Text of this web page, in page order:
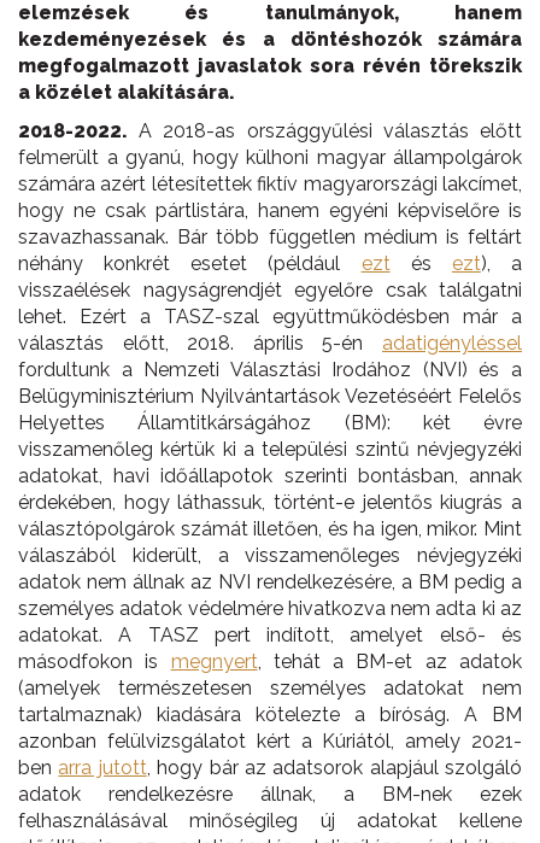
elemzések és tanulmányok, hanem
kezdeményezések és a döntéshozók számára
megfogalmazott javaslatok sora révén törekszik
a közélet alakítására.
2018-2022. A 2018-as országgyűlési választás előtt
felmerült a gyanú, hogy külhoni magyar állampolgárok
számára azért létesítettek fiktív magyarországi lakcímet,
hogy ne csak pártlistára, hanem egyéni képviselőre is
szavazhassanak. Bár több független médium is feltárt
néhány konkrét esetet (például eztés ezt), a
visszaélések nagyságrendjét egyelőre csak találgatni
lehet. Ezért a TASZ-szal együttműködésben már a
választás előtt, 2018. április 5-én adatigényléssel
fordultunk a Nemzeti Választási Irodához (NVI) és a
Belügyminisztérium Nyilvántartások Vezetéséért Felelős
Helyettes Államtitkárságához (BM): két évre
visszamenőleg kértük ki a települési szintű névjegyzéki
adatokat, havi időállapotok szerinti bontásban, annak
érdekében, hogy láthassuk, történt-e jelentős kiugrás a
választópolgárok számát illetően, és ha igen, mikor. Mint
válaszából kiderült, a visszamenőleges névjegyzéki
adatok nem állnak az NVI rendelkezésére, a BM pedig a
személyes adatok védelmére hivatkozva nem adta ki az
adatokat. A TASZ pert indított, amelyet első- és
másodfokon is megnyert, tehát a BM-et az adatok
(amelyek természetesen személyes adatokat nem
tartalmaznak) kiadására kötelezte a bíróság. A BM
azonban felülvizsgálatot kért a Kúriától, amely 2021-
ben arra jutott, hogy bár az adatsorok alapjául szolgáló
adatok rendelkezésre állnak, a BM-nek ezek
felhasználásával minőségileg új adatokat kellene